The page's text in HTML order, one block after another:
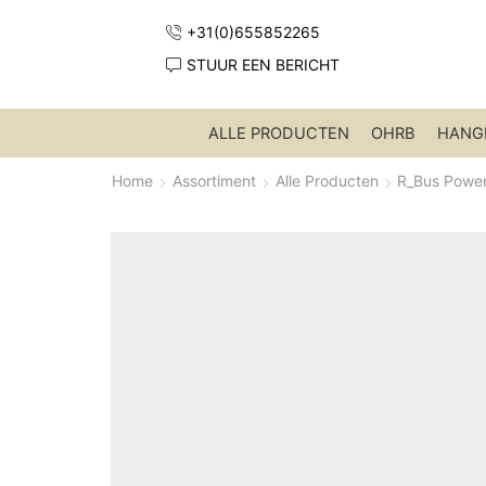
+31(0)655852265
STUUR EEN BERICHT
ALLE PRODUCTEN OHRB
Home Assortiment Alle Producten R_Bus